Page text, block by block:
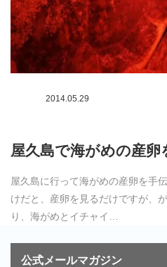
2014.05.29
屋久島で海がめの産卵
屋久島に行って海がめの産卵を手
けだと、産卵を見るだけですが、
り、海がめとイチャイ…
公式メールマガジン